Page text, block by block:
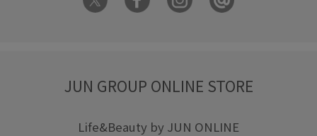
JUN GROUP ONLINE STORE
Life&Beauty by JUN ONLINE